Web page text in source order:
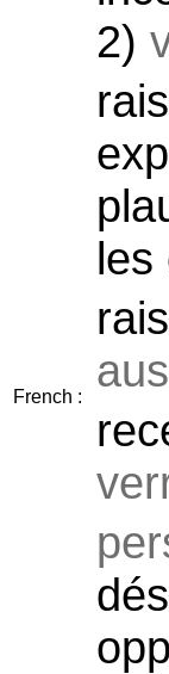
French :
2)
les